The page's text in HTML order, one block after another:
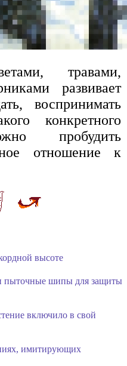
травами,
развивает
воспринимать
конкретного
пробудить
отношение к
высоте
пыточные шипы для защиты
включило в свой
имитирующих